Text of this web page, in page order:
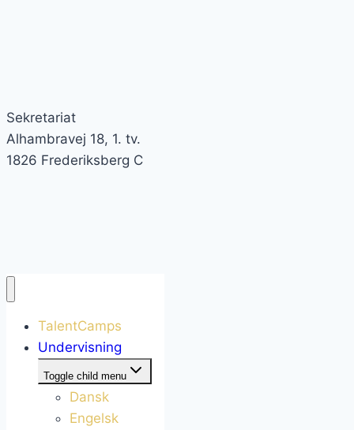
Sekretariat
Alhambravej 18, 1. tv.
1826 Frederiksberg C
TalentCamps
Undervisning
Toggle child menu
Dansk
Engelsk